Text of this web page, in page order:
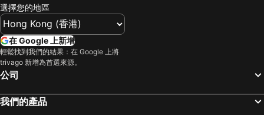
選擇您的地區
在 Google 上新增
輕鬆找到我們的結果：在 Google 上將
trivago 新增為首選來源。
公司
我們的產品